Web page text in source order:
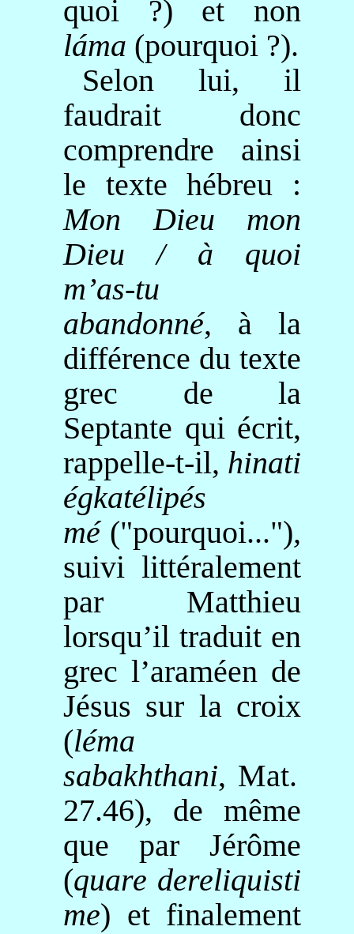
quoi ?) et non
láma (pourquoi ?).
Selon lui, il
faudrait donc
comprendre ainsi
le texte hébreu :
Mon Dieu mon
Dieu / à quoi
m’as-tu
abandonné, à la
différence du texte
grec de la
Septante qui écrit,
rappelle-t-il, hinati
égkatélipés
mé ("pourquoi..."),
suivi littéralement
par Matthieu
lorsqu’il traduit en
grec l’araméen de
Jésus sur la croix
(léma
sabakhthani, Mat.
27.46),
de même
que par
Jérôme
(quare dereliquisti
me) et finalement